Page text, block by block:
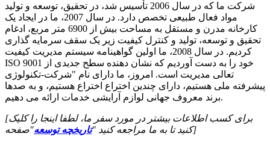
شرکت ما که در سال 2006 تأسیس شد، در تحقیق، توسعه و تولید
مواد فعال طبیعی تخصص دارد. در سال 2007، ما در ایجاد یک
کارخانه مدرن و مستقل به مساحت بیش از 6900 متر مربع، ادغام
تحقیق و توسعه، تولید و کنترل کیفیت زیر یک سقف سرمایه گذاری
کردیم. در سال 2008، ما اولین گواهینامه سیستم مدیریت کیفیت
ISO 9001 خود را به دست آوردیم که نشان دهنده سطح جدیدی از
تعالی مدیریت است. امروز، ما دارای نام "شرکت-تکنولوژی
پیشرفته ملی هستیم، دارای چندین اختراع اختراع هستیم، و به صدها
برند معروف جهانی لوازم آرایشی خدمات ارائه می دهیم.
[برای کسب اطلاعات بیشتر در مورد سفر ما، لطفا اینجا را کلیک
کنید تا به ما مراجعه کنید "تاریخچه توسعه "صفحه]